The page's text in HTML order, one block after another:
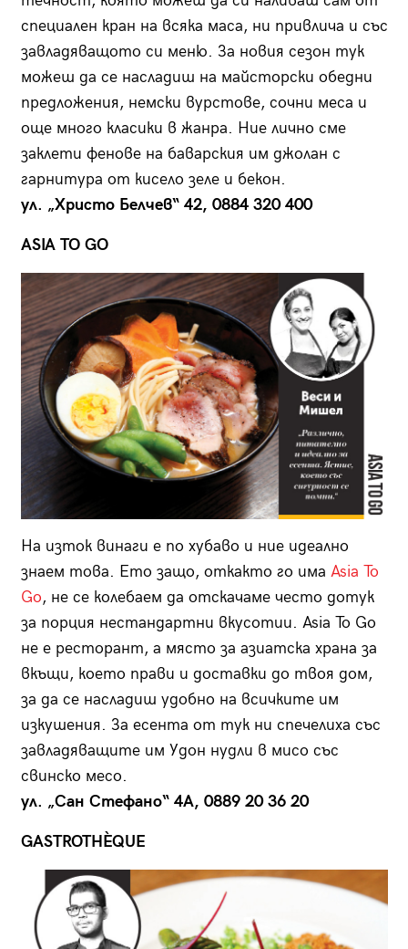
специален кран на всяка маса, ни привлича и със
завладяващото си меню. За новия сезон тук
можеш да се насладиш на майсторски обедни
предложения, немски вурстове, сочни меса и
още много класики в жанра. Ние лично сме
заклети фенове на баварския им джолан с
гарнитура от кисело зеле и бекон.
ул. „Христо Белчев“ 42, 0884 320 400
ASIA TO GO
На изток винаги е по хубаво и ние идеално
знаем това. Ето защо, откакто го има Asia To
Go, не се колебаем да отскачаме често дотук
за порция нестандартни вкусотии. Asia To Go
не е ресторант, а място за азиатска храна за
вкъщи, което прави и доставки до твоя дом,
за да се насладиш удобно на всичките им
изкушения. За есента от тук ни спечелиха със
завладяващите им Удон нудли в мисо със
свинско месо.
ул. „Сан Стефано“ 4А, 0889 20 36 20
GASTROTHÈQUE